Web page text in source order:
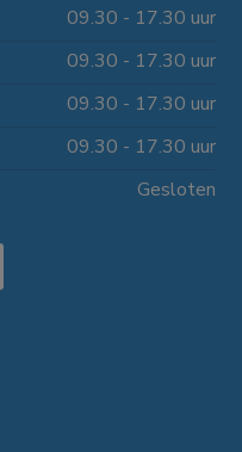
09.30 - 17.30 uur
09.30 - 17.30 uur
09.30 - 17.30 uur
09.30 - 17.30 uur
Gesloten